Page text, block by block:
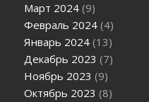
Март 2024 (9)
Февраль 2024 (4)
Январь 2024 (13)
Декабрь 2023 (7)
Ноябрь 2023 (9)
Октябрь 2023 (8)